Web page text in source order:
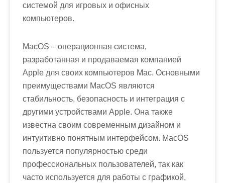
системой для игровых и офисных
компьютеров.
MacOS – операционная система,
разработанная и продаваемая компанией
Apple для своих компьютеров Mac. Основными
преимуществами MacOS являются
стабильность, безопасность и интеграция с
другими устройствами Apple. Она также
известна своим современным дизайном и
интуитивно понятным интерфейсом. MacOS
пользуется популярностью среди
профессиональных пользователей, так как
часто используется для работы с графикой,